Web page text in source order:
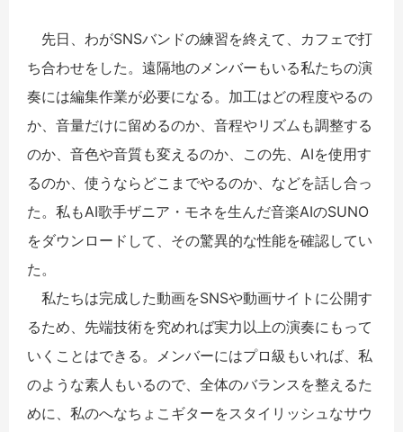
先日、わがSNSバンドの練習を終えて、カフェで打
ち合わせをした。遠隔地のメンバーもいる私たちの演
奏には編集作業が必要になる。加工はどの程度やるの
か、音量だけに留めるのか、音程やリズムも調整する
のか、音色や音質も変えるのか、この先、AIを使用す
るのか、使うならどこまでやるのか、などを話し合っ
た。私もAI歌手ザニア・モネを生んだ音楽AIのSUNO
をダウンロードして、その驚異的な性能を確認してい
た。
私たちは完成した動画をSNSや動画サイトに公開す
るため、先端技術を究めれば実力以上の演奏にもって
いくことはできる。メンバーにはプロ級もいれば、私
のような素人もいるので、全体のバランスを整えるた
めに、私のへなちょこギターをスタイリッシュなサウ